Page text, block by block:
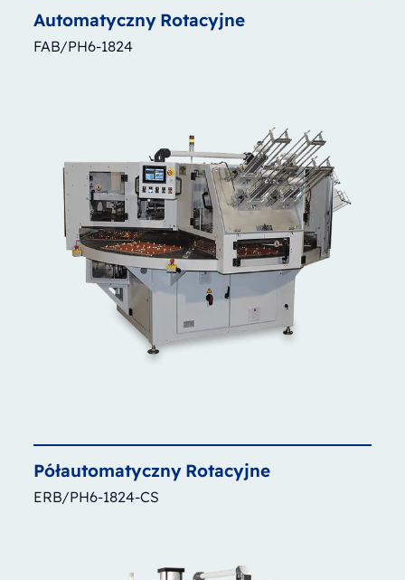
Automatyczny Rotacyjne
FAB/PH6-1824
Półautomatyczny Rotacyjne
ERB/PH6-1824-CS